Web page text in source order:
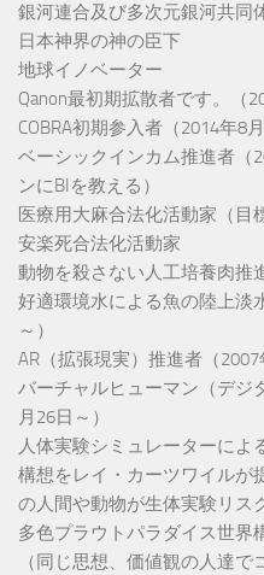
銀河連合及び多次元銀河共同
日本神界の神の臣下
地球イノベーター
Qanon最初期拡散者です。（
COBRA初期参入者（2014年8月
ベーシックインカム推進者（
ンにBIを教える）
医療用大麻合法化活動家（目
安楽死合法化活動家
動物を殺さない人工培養肉推
好適環境水による魚の陸上淡
～）
AR（拡張現実）推進者（2007
バーチャルヒューマン（デジ
月26日～）
人体実験シミュレーターによ
構想をレイ・カーツワイルが
の人間や動物が生体実験リス
多色プラウトパラダイス世界
（同じ思想、価値観の人達で